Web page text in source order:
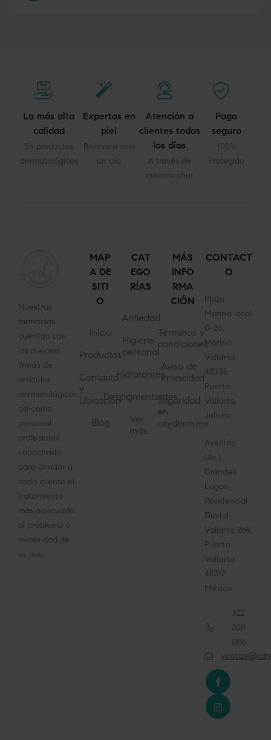
La más alta
calidad
En productos
dermatológicos
Expertos en
piel
Belleza a solo
un clic
Atención a
clientes todos
los días
A través de
nuestro chat
Pago
seguro
100%
Protegido
Nuestras
farmacias
cuentan con
las mejores
líneas de
artículos
dermatológicos,
así como
personal
profesional,
capacitado
para brindar a
cada cliente el
tratamiento
más adecuado
al problema o
necesidad de
su piel.
MAP
A DE
SITI
O
Inicio
Productos
Contacto
y
Ubicación
Blog
CAT
EGO
RÍAS
Antiedad
Higiene
personal
Hidratantes
Despigmentantes
Ver
más
MÁS
INFO
RMA
CIÓN
Términos y
condiciones
Aviso de
Privacidad
Seguridad
en
cityderm.mx
CONTACT
O
Plaza
Marina local
G-26,
Marina
Vallarta
48335
Puerto
Vallarta,
Jalisco
Avenida
(Av.).
Grandes
Lagos,
Residencial
Fluvial
Vallarta 269,
Puerto
Vallarta
48312
México
322
208
1816